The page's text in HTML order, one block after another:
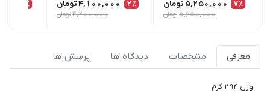
7٪ 5,250,000 تومان
5,650,000 تومان
2٪ 4,100,000تومان
4,200,000 تومان
4٪
معرفی مشخصات دیدگاه ها پرسش ها
وزن 294 گرم